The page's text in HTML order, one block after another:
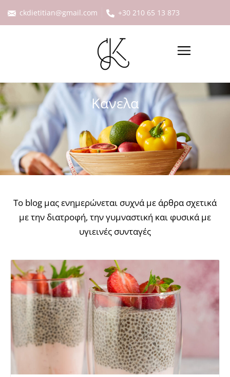
ckdietitian@gmail.com +30 210 65 13 873
Κανελα
Το blog μας ενημερώνεται συχνά με άρθρα σχετικά
με την διατροφή, την γυμναστική και φυσικά με
υγιεινές συνταγές